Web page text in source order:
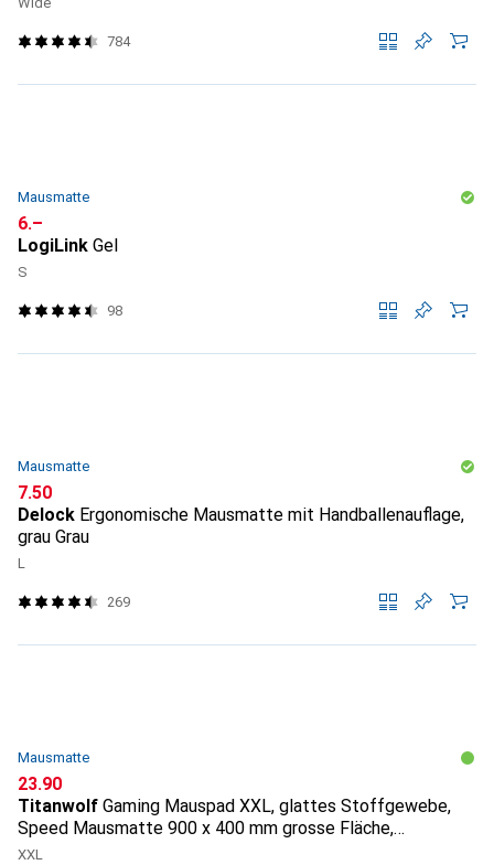
784
Mausmatte
CHF
6.–
LogiLink Gel
S
98
Mausmatte
CHF
7.50
Delock Ergonomische Mausmatte mit Handballenauflage,
grau Grau
L
269
Mausmatte
CHF
23.90
Titanwolf Gaming Mauspad XXL, glattes Stoffgewebe,
Speed Mausmatte 900 x 400 mm grosse Fläche,
Topography
XXL